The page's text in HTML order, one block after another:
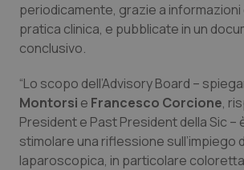
Sardegna
Toscana
Umbria
Malattia di Crohn &
Obesità
Oftalmologia
periodicamente, grazie a informazioni
pratica clinica, e pubblicate in un
conclusivo.
“Lo scopo dell’Advisory Board –
Montorsi e Francesco Corcione,
President e Past President della Sic –
stimolare una riflessione sull’impiego
laparoscopica, in particolare